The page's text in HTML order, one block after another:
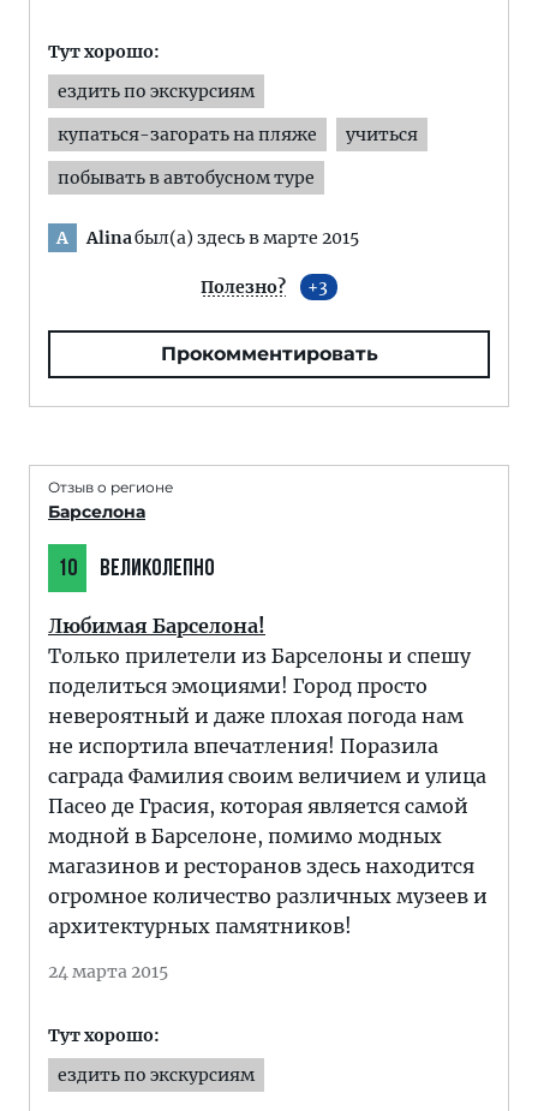
Тут хорошо:
ездить по экскурсиям
купаться-загорать на пляже
учиться
побывать в автобусном туре
A Alinaбыл(а) здесь в марте 2015
Полезно? 3
Прокомментировать
Отзыв о регионе
Барселона
10 ВЕЛИКОЛЕПНО
Любимая Барселона!
Только прилетели из Барселоны и спешу
поделиться эмоциями! Город просто
невероятный и даже плохая погода нам
не испортила впечатления! Поразила
саграда Фамилия своим величием и улица
Пасео де Грасия, которая является самой
модной в Барселоне, помимо модных
магазинов и ресторанов здесь находится
огромное количество различных музеев и
архитектурных памятников!
24 марта 2015
Тут хорошо:
ездить по экскурсиям